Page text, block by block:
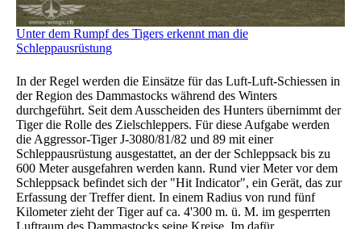
Unter dem Rumpf des Tigers erkennt man die
Schleppausrüstung
In der Regel werden die Einsätze für das Luft-Luft-Schiessen in
der Region des Dammastocks während des Winters
durchgeführt. Seit dem Ausscheiden des Hunters übernimmt der
Tiger die Rolle des Zielschleppers. Für diese Aufgabe werden
die Aggressor-Tiger J-3080/81/82 und 89 mit einer
Schleppausrüstung ausgestattet, an der der Schleppsack bis zu
600 Meter ausgefahren werden kann. Rund vier Meter vor dem
Schleppsack befindet sich der "Hit Indicator", ein Gerät, das zur
Erfassung der Treffer dient. In einem Radius von rund fünf
Kilometer zieht der Tiger auf ca. 4'300 m. ü. M. im gesperrten